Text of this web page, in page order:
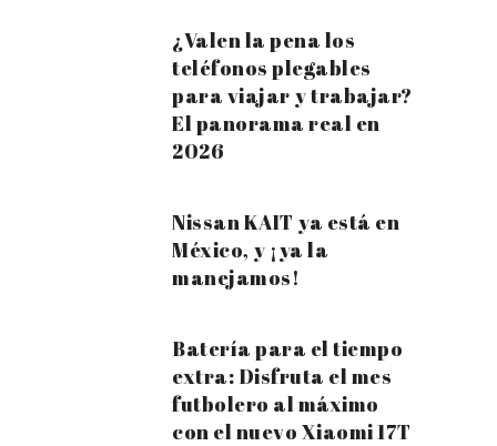
¿Valen la pena los
teléfonos plegables
para viajar y trabajar?
El panorama real en
2026
Nissan KAIT ya está en
México, y ¡ya la
manejamos!
Batería para el tiempo
extra: Disfruta el mes
futbolero al máximo
con el nuevo Xiaomi 17T